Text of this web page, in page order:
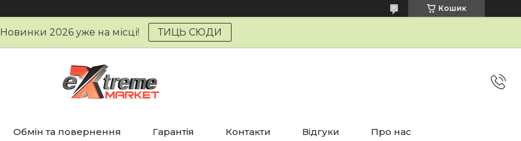
Кошик
Новинки 2026 уже на місці! ТИЦЬ СЮДИ
Обмін та повернення Гарантія Контакти Відгуки Про нас